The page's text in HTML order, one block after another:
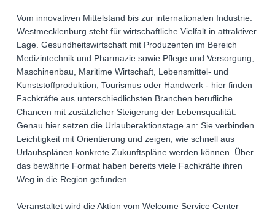
Vom innovativen Mittelstand bis zur internationalen Industrie:
Westmecklenburg steht für wirtschaftliche Vielfalt in attraktiver
Lage. Gesundheitswirtschaft mit Produzenten im Bereich
Medizintechnik und Pharmazie sowie Pflege und Versorgung,
Maschinenbau, Maritime Wirtschaft, Lebensmittel- und
Kunststoffproduktion, Tourismus oder Handwerk - hier finden
Fachkräfte aus unterschiedlichsten Branchen berufliche
Chancen mit zusätzlicher Steigerung der Lebensqualität.
Genau hier setzen die Urlauberaktionstage an: Sie verbinden
Leichtigkeit mit Orientierung und zeigen, wie schnell aus
Urlaubsplänen konkrete Zukunftspläne werden können. Über
das bewährte Format haben bereits viele Fachkräfte ihren
Weg in die Region gefunden.
Veranstaltet wird die Aktion vom Welcome Service Center